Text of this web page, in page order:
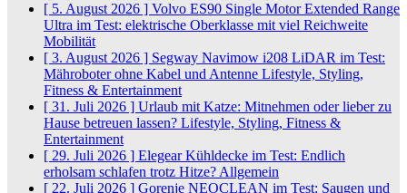
[ 5. August 2026 ] Volvo ES90 Single Motor Extended Range
Ultra im Test: elektrische Oberklasse mit viel Reichweite
Mobilität
[ 3. August 2026 ] Segway Navimow i208 LiDAR im Test:
Mähroboter ohne Kabel und Antenne Lifestyle, Styling,
Fitness & Entertainment
[ 31. Juli 2026 ] Urlaub mit Katze: Mitnehmen oder lieber zu
Hause betreuen lassen? Lifestyle, Styling, Fitness &
Entertainment
[ 29. Juli 2026 ] Elegear Kühldecke im Test: Endlich
erholsam schlafen trotz Hitze? Allgemein
[ 22. Juli 2026 ] Gorenje NEOCLEAN im Test: Saugen und